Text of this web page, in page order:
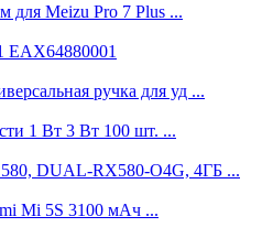
для Meizu Pro 7 Plus ...
EAX64880001
ручка для уд ...
1 Вт 3 Вт 100 шт. ...
DUAL-RX580-O4G, 4ГБ ...
Mi 5S 3100 мАч ...